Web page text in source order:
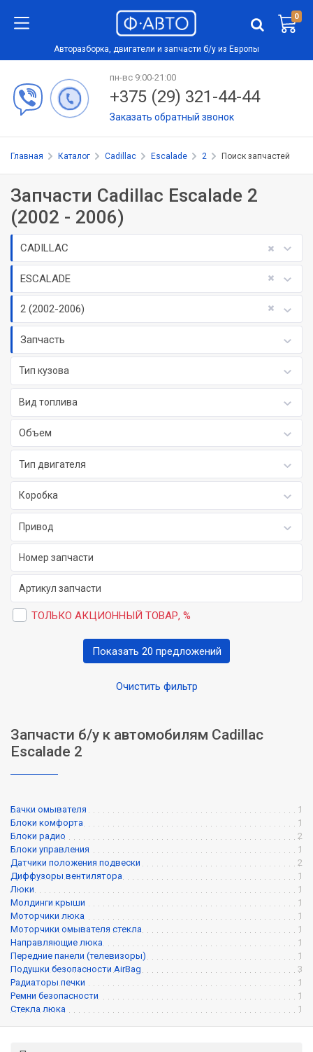
0
Авторазборка, двигатели и запчасти б/у из Европы
пн-вс 9:00-21:00
+375 (29) 321-44-44
Заказать обратный звонок
Главная Каталог Cadillac Escalade 2 Поиск запчастей
Запчасти Cadillac Escalade 2
(2002 - 2006)
CADILLAC
ESCALADE
2 (2002-2006)
Запчасть
Тип кузова
Вид топлива
Объем
Тип двигателя
Коробка
Привод
ТОЛЬКО АКЦИОННЫЙ ТОВАР, %
Очистить фильтр
Показать 20 предложений
Запчасти б/у к автомобилям Cadillac
Escalade 2
Бачки омывателя
1
Блоки комфорта
1
Блоки радио
2
Блоки управления
1
Датчики положения подвески
2
Диффузоры вентилятора
1
Люки
1
Молдинги крыши
1
Моторчики люка
1
Моторчики омывателя стекла
1
Направляющие люка
1
Передние панели (телевизоры)
1
Подушки безопасности AirBag
3
Радиаторы печки
1
Ремни безопасности
1
Стекла люка
1